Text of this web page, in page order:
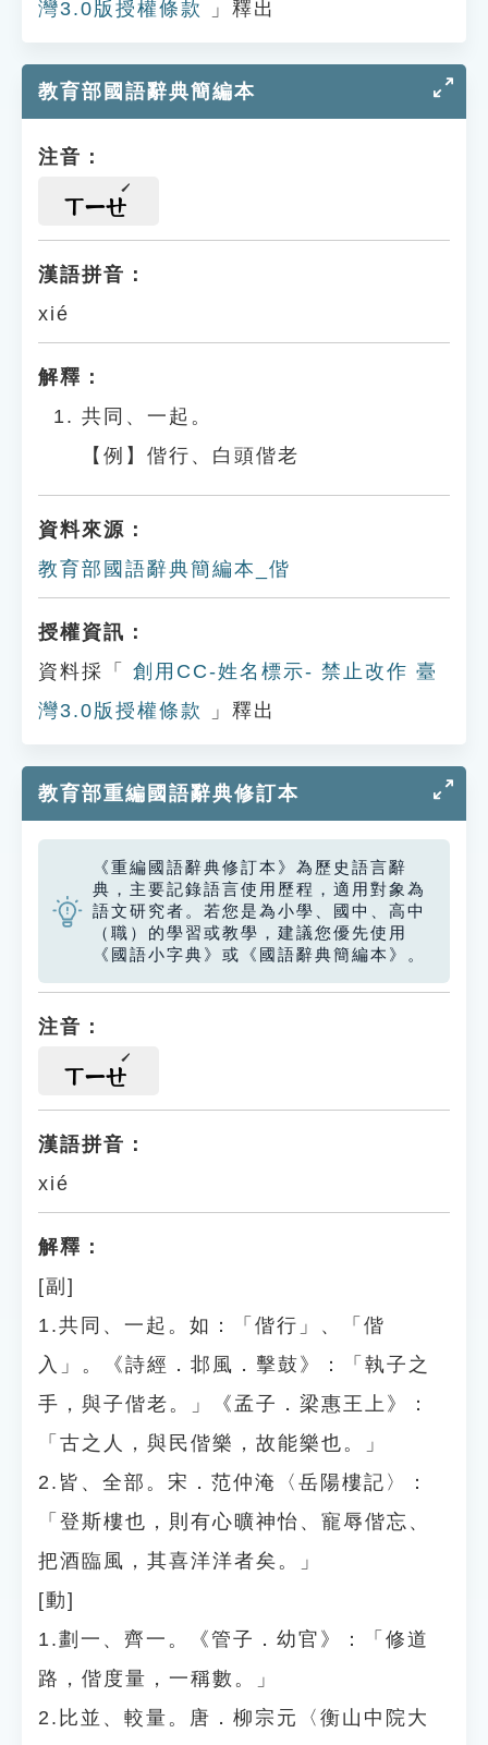
灣3.0版授權條款 」釋出
教育部國語辭典簡編本
注音：
ㄒㄧㄝ
漢語拼音：
xié
解釋：
共同、一起。
【例】偕行、白頭偕老
資料來源：
教育部國語辭典簡編本_偕
授權資訊：
資料採「
創用CC-姓名標示- 禁止改作 臺
灣3.0版授權條款
」釋出
教育部重編國語辭典修訂本
《重編國語辭典修訂本》為歷史語言辭
典，主要記錄語言使用歷程，適用對象為
語文研究者。若您是為小學、國中、高中
（職）的學習或教學，建議您優先使用
《國語小字典》或《國語辭典簡編本》。
注音：
ㄒㄧㄝ
漢語拼音：
xié
解釋：
[副]
1.共同、一起。如：「偕行」、「偕
入」。《詩經．邶風．擊鼓》：「執子之
手，與子偕老。」《孟子．梁惠王上》：
「古之人，與民偕樂，故能樂也。」
2.皆、全部。宋．范仲淹〈岳陽樓記〉：
「登斯樓也，則有心曠神怡、寵辱偕忘、
把酒臨風，其喜洋洋者矣。」
[動]
1.劃一、齊一。《管子．幼官》：「修道
路，偕度量，一稱數。」
2.比並、較量。唐．柳宗元〈衡山中院大